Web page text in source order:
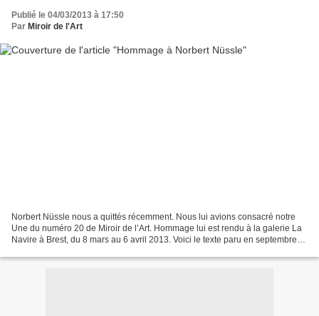
Publié le 04/03/2013 à 17:50
Par Miroir de l'Art
Norbert Nüssle nous a quittés récemment. Nous lui avions consacré notre
Une du numéro 20 de Miroir de l’Art. Hommage lui est rendu à la galerie La
Navire à Brest, du 8 mars au 6 avril 2013. Voici le texte paru en septembre